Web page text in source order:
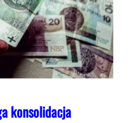
konsolidacja